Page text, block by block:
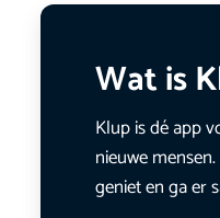
Wat is
Klup is dé app
nieuwe
geniet en ga er